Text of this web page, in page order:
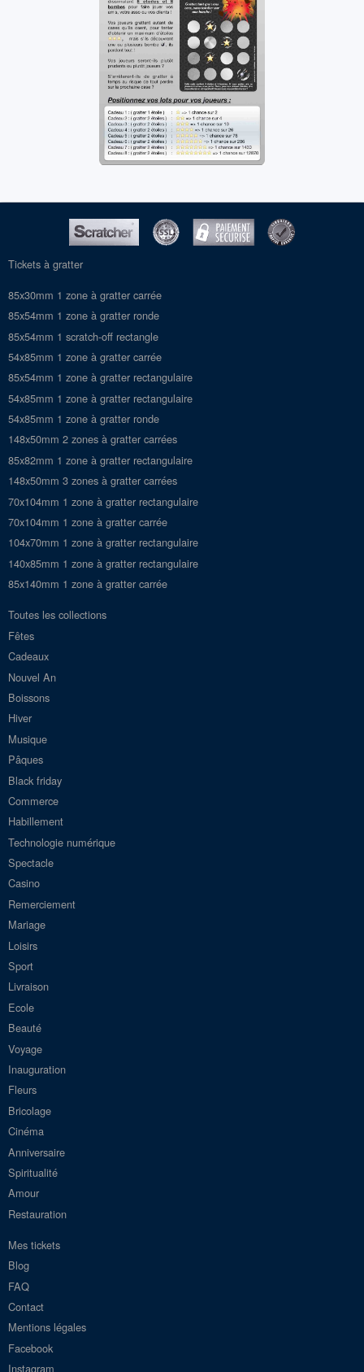
Tickets à gratter
85x30mm 1 zone à gratter carrée
85x54mm 1 zone à gratter ronde
85x54mm 1 scratch-off rectangle
54x85mm 1 zone à gratter carrée
85x54mm 1 zone à gratter rectangulaire
54x85mm 1 zone à gratter rectangulaire
54x85mm 1 zone à gratter ronde
148x50mm 2 zones à gratter carrées
85x82mm 1 zone à gratter rectangulaire
148x50mm 3 zones à gratter carrées
70x104mm 1 zone à gratter rectangulaire
70x104mm 1 zone à gratter carrée
104x70mm 1 zone à gratter rectangulaire
140x85mm 1 zone à gratter rectangulaire
85x140mm 1 zone à gratter carrée
Toutes les collections
Fêtes
Cadeaux
Nouvel An
Boissons
Hiver
Musique
Pâques
Black friday
Commerce
Habillement
Technologie numérique
Spectacle
Casino
Remerciement
Mariage
Loisirs
Sport
Livraison
Ecole
Beauté
Voyage
Inauguration
Fleurs
Bricolage
Cinéma
Anniversaire
Spiritualité
Amour
Restauration
Mes tickets
Blog
FAQ
Contact
Mentions légales
Facebook
Instagram